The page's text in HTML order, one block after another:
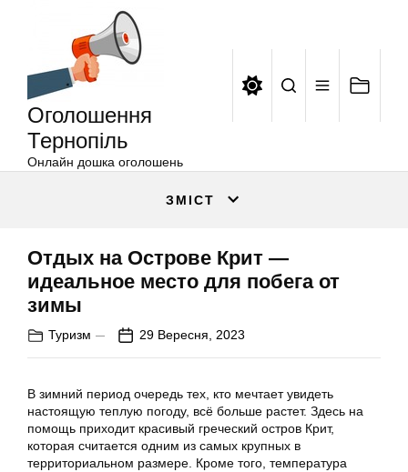
Оголошення
Тернопіль
Онлайн дошка оголошень
ЗМІСТ
Отдых на Острове Крит —
идеальное место для побега от
зимы
Туризм 29 Вересня, 2023
В зимний период очередь тех, кто мечтает увидеть
настоящую теплую погоду, всё больше растет. Здесь на
помощь приходит красивый греческий остров Крит,
которая считается одним из самых крупных в
территориальном размере. Кроме того, температура